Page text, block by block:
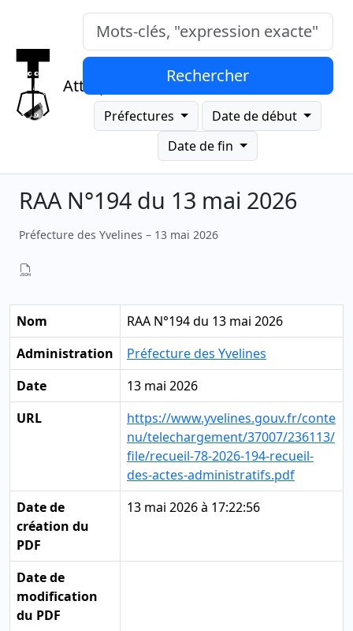
Attrap
Mots-clés, "expression exacte"
Rechercher
Préfectures
Date de début
Date de fin
RAA N°194 du 13 mai 2026
Préfecture des Yvelines – 13 mai 2026
Nom
RAA N°194 du 13 mai 2026
Administration
Préfecture des Yvelines
Date
13 mai 2026
URL
https://www.yvelines.gouv.fr/conte
nu/telechargement/37007/236113/
file/recueil-78-2026-194-recueil-
des-actes-administratifs.pdf
Date de
création du
PDF
13 mai 2026 à 17:22:56
Date de
modification
du PDF